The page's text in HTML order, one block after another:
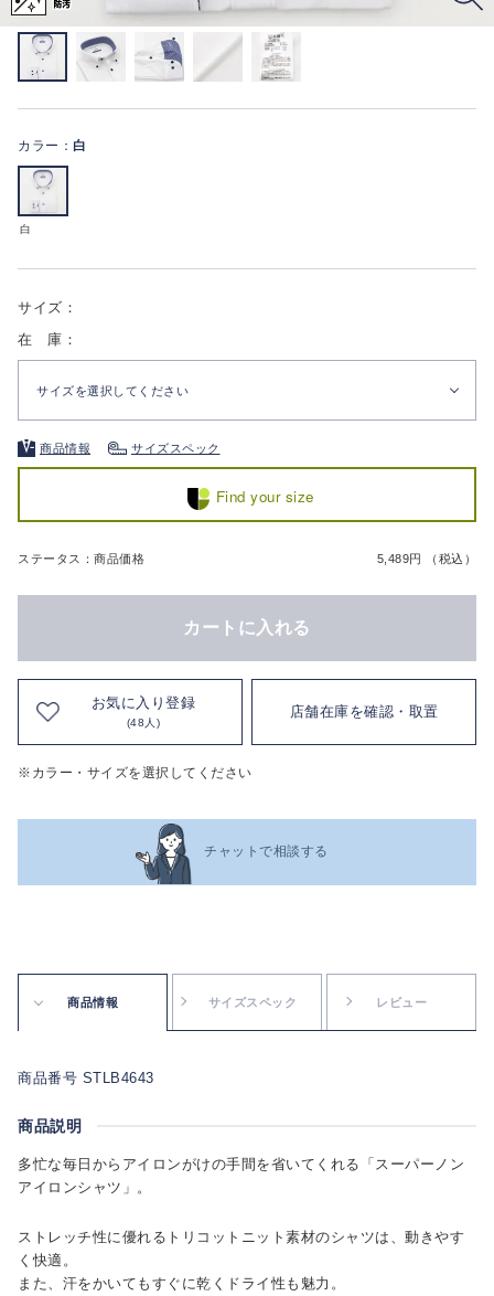
カラー： 白
白
サイズ：
在 庫：
サイズを選択してください
商品情報 サイズスペック
Find your size
ステータス：商品価格 5,489円 （税込）
カートに入れる
お気に入り登録
(48人)
店舗在庫を確認・取置
※カラー・サイズを選択してください
チャットで相談する
商品情報 サイズスペック レビュー
商品番号 STLB4643
商品説明
多忙な毎日からアイロンがけの手間を省いてくれる「スーパーノン
アイロンシャツ」。
ストレッチ性に優れるトリコットニット素材のシャツは、動きやす
く快適。
また、汗をかいてもすぐに乾くドライ性も魅力。